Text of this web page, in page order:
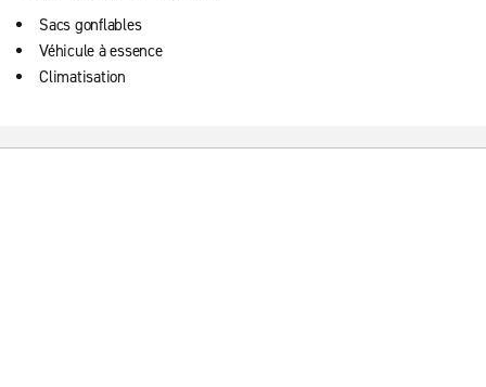
Sacs gonflables
Véhicule à essence
Climatisation